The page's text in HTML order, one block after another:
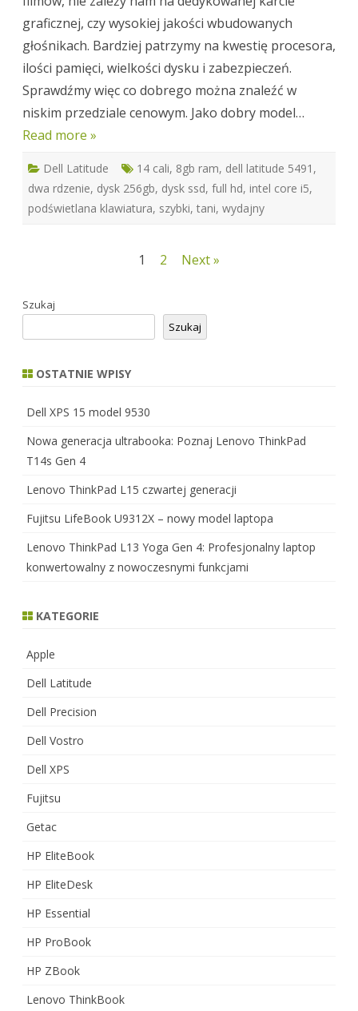
graficznej, czy wysokiej jakości wbudowanych
głośnikach. Bardziej patrzymy na kwestię procesora,
ilości pamięci, wielkości dysku i zabezpieczeń.
Sprawdźmy więc co dobrego można znaleźć w
niskim przedziale cenowym. Jako dobry model…
Read more »
Dell Latitude 14 cali, 8gb ram, dell latitude 5491 ,
dwa rdzenie, dysk 256gb, dysk ssd, full hd, intel core i5,
podświetlana klawiatura, szybki, tani, wydajny
1 2 Next »
Szukaj
Szukaj
OSTATNIE WPISY
Dell XPS 15 model 9530
Nowa generacja ultrabooka: Poznaj Lenovo ThinkPad
T14s Gen 4
Lenovo ThinkPad L15 czwartej generacji
Fujitsu LifeBook U9312X – nowy model laptopa
Lenovo ThinkPad L13 Yoga Gen 4: Profesjonalny laptop
konwertowalny z nowoczesnymi funkcjami
KATEGORIE
Apple
Dell Latitude
Dell Precision
Dell Vostro
Dell XPS
Fujitsu
Getac
HP EliteBook
HP EliteDesk
HP Essential
HP ProBook
HP ZBook
Lenovo ThinkBook